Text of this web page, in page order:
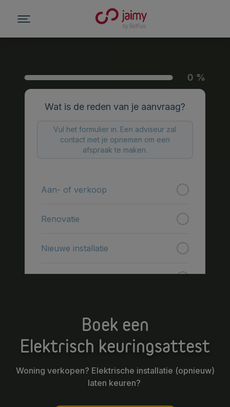
Boek een
Elektrisch keuringsattest
Woning verkopen? Elektrische installatie (opnieuw)
laten keuren?